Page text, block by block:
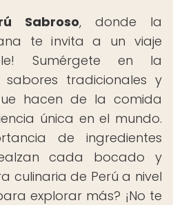
Sabroso, donde la
te invita a un viaje
Sumérgete en la
tradicionales y
hacen de la comida
única en el mundo.
de ingredientes
cada bocado y
culinaria de Perú a nivel
explorar más? ¡No te